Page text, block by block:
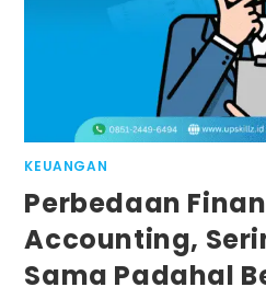
KEUANGAN
Perbedaan
Accounting,
Sama Padahal